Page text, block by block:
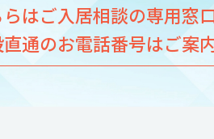
はご入居相談の専用窓
通のお電話番号はご案